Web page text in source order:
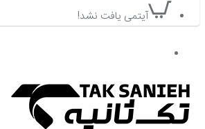
آیتمی یافت نشد!